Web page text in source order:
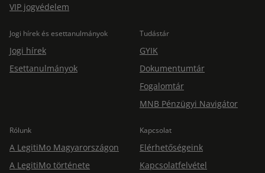
VIP jogvédelem
Jogi hírek és esettanulmányok
Jogi hírek
Esettanulmányok
Tudástár
GYIK
Dokumentumtár
Fogalomtár
MNB Pénzügyi Navigátor
Rólunk
A LegitiMo Magyarországon
A LegitiMo története
Kapcsolat
Elérhetőségeink
Kapcsolatfelvétel